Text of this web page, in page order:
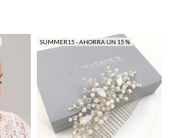
SUMMER15 - AHORRA UN 15 %